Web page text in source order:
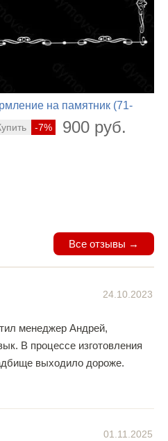
на памятник (71-
-7% 900 руб.
Все отзывы →
24.10.2023
менеджер Андрей,
В процессе изготовления
выходило дороже.
01.11.2025